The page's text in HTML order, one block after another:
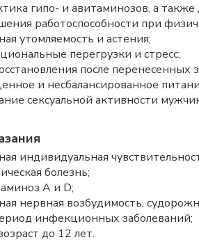
гипо- и авитаминозов, а
работоспособности при
утомляемость и астения;
перегрузки и стресс;
после перенесенных
и несбалансированное
сексуальной активности
индивидуальная
болезнь;
A и D;
нервная возбудимость,
инфекционных заболеваний;
до 12 лет.